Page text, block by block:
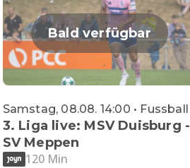
Bald verfügbar
Samstag, 08.08. 14:00 • Fussball
3. Liga live: MSV Duisburg -
SV Meppen
120 Min